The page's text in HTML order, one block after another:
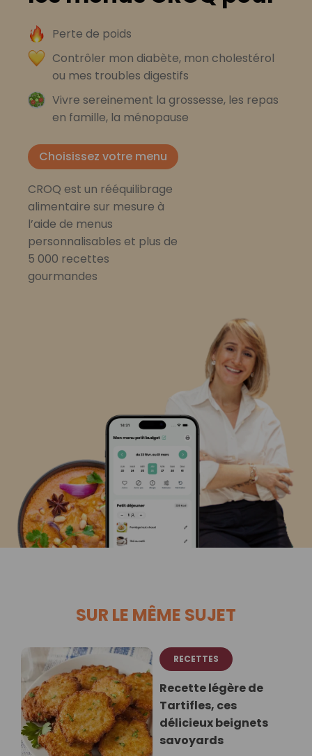
Perte de poids
Contrôler mon diabète, mon cholestérol
ou mes troubles digestifs
Vivre sereinement la grossesse, les repas
en famille, la ménopause
Choisissez votre menu
CROQ est un rééquilibrage
alimentaire sur mesure à
l’aide de menus
personnalisables et plus de
5 000 recettes
gourmandes
SUR LE MÊME SUJET
RECETTES
Recette légère de
Tartifles, ces
délicieux beignets
savoyards